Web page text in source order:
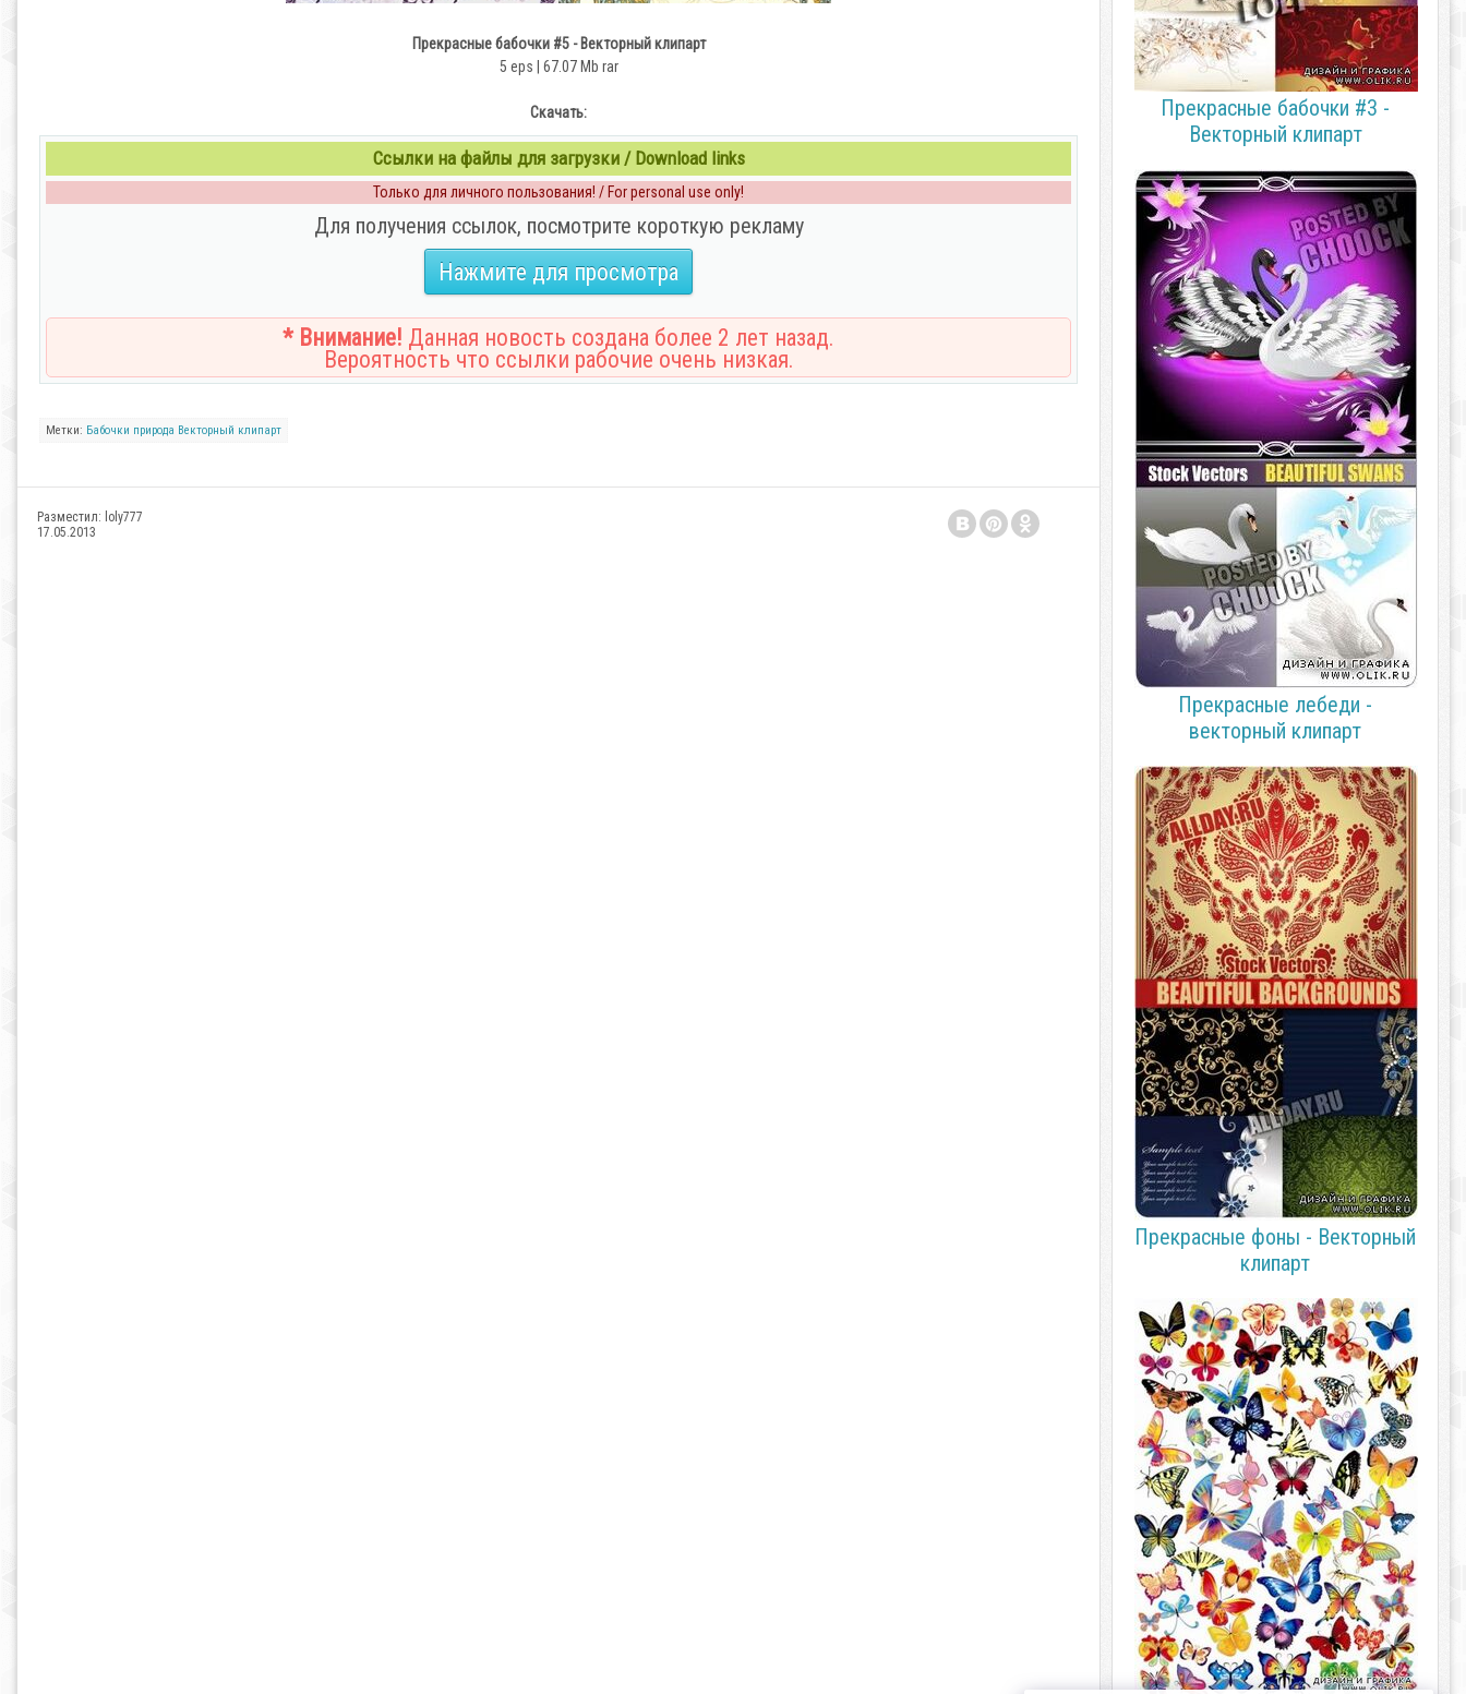
Прекрасные бабочки #5 - Векторный клипарт
5 eps | 67.07 Mb rar
Скачать:
Ссылки на файлы для загрузки / Download links
Только для личного пользования! / For personal use only!
Для получения ссылок, посмотрите короткую рекламу
Нажмите для просмотра
* Внимание! Данная новость создана более 2 лет назад.
Вероятность что ссылки рабочие очень низкая.
Метки: Бабочки природа Векторный клипарт
Разместил: loly777
17.05.2013
Прекрасные бабочки #3 -
Векторный клипарт
Прекрасные лебеди -
векторный клипарт
Прекрасные фоны - Векторный
клипарт